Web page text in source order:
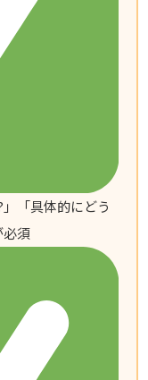
「具体的にどう
必須